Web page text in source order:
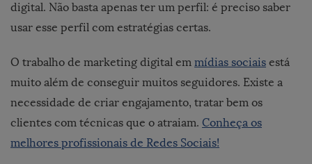
digital. Não basta apenas ter um perfil: é preciso saber
usar esse perfil com estratégias certas.
O trabalho de marketing digital em mídias sociais está
muito além de conseguir muitos seguidores. Existe a
necessidade de criar engajamento, tratar bem os
clientes com técnicas que o atraiam. Conheça os
melhores profissionais de Redes Sociais!